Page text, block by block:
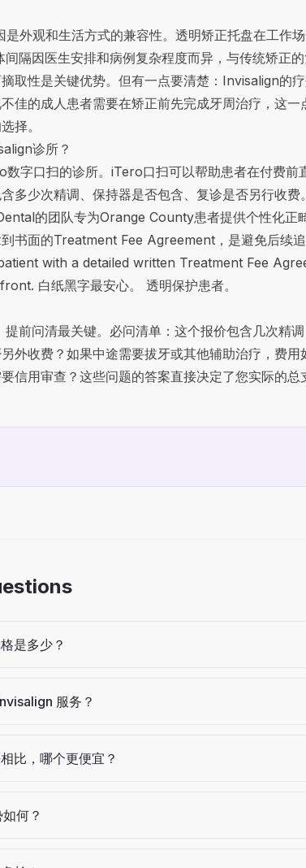
外观和生活方式的兼容性。透明矫正托盘在工作
隔因医生安排和病例复杂程度而异，与传统矫正
取性是关键优势。但有一点要清楚：Invisalign的
佳的成人患者需要在矫正前先完成牙周治疗，这
择。
诊所？
字口扫的诊所。iTero口扫可以帮助患者在付费
多少次精调、保持器是否包含、复诊是否另行收
的团队专为Orange County患者提供个性化正
书面的Treatment Fee Agreement，是避免后续
with a detailed written Treatment Fee
白纸黑字最安心。 透明保护患者。
前问清最关键。必问清单：这个报价包含几次精
外收费？如果中途需要拔牙或其他辅助治疗，费
信用审查？这些问题的答案直接决定了您实际的总
是多少？
服务？
比，哪个更便宜？
何？